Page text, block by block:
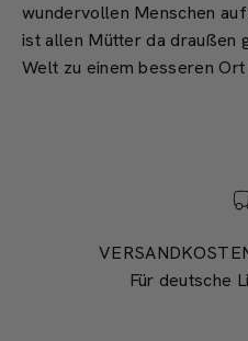
wundervollen Menschen
ist allen Mütter da draußen
Welt zu einem besseren Ort
Für deutsche